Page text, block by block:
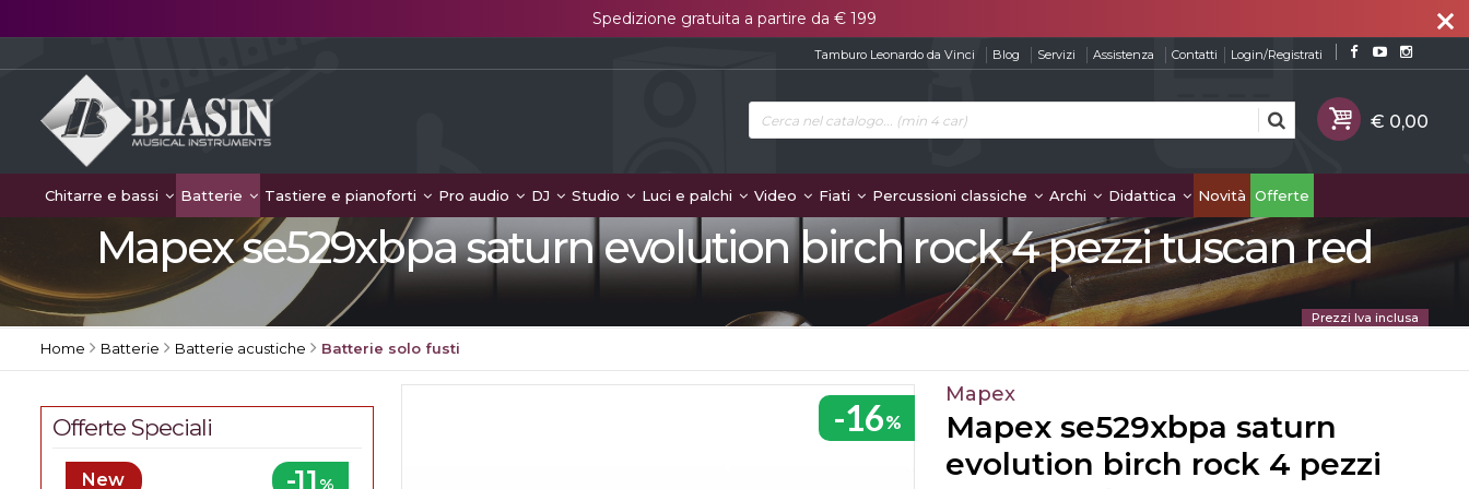
close
Spedizione gratuita a partire da € 199
Tamburo Leonardo da Vinci Blog Servizi Assistenza Contatti Login/Registrati
Chitarre e bassi Batterie Tastiere e pianoforti Pro audio DJ Studio Luci e palchi Video Fiati Percussioni classiche Archi Didattica Novità Offerte
Mapex se529xbpa saturn evolution birch rock 4 pezzi tuscan red
Prezzi Iva inclusa
Home Batterie Batterie acustiche Batterie solo fusti
-16%
Mapex
Mapex se529xbpa saturn
evolution birch rock 4 pezzi
Offerte Speciali
-11 %
New